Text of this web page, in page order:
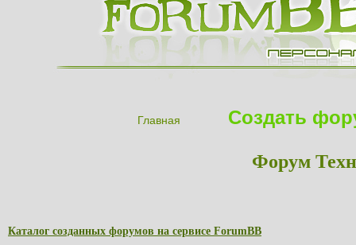
Главная Создать
Форум
Каталог созданных форумов на сервисе ForumBB